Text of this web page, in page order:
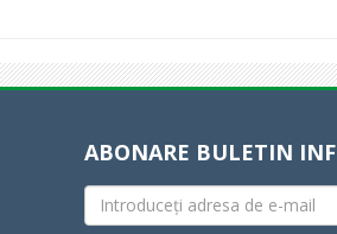
ABONARE BULETIN